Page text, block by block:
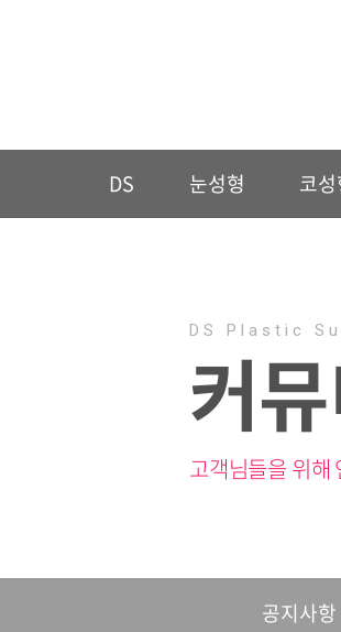
DS 눈성형 코성
DS Plastic
커
고객님들을 위해
공지사항